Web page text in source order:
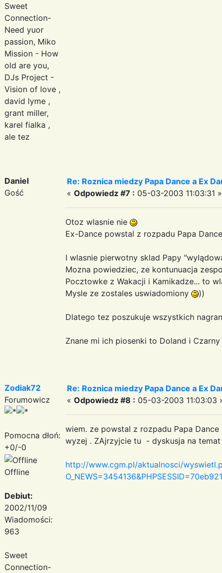
Sweet
Connection-
Need yuor
passion, Miko
Mission - How
old are you,
DJs Project -
Vision of love ,
david lyme ,
grant miller,
karel fialka ,
ale tez
Daniel
Gość
Re: Roznica miedzy Papa Dance a Ex
« Odpowiedz #7 : 05-03-2003 11:03:31 »
Otoz wlasnie nie
Ex-Dance powstal z rozpadu Papa
I wlasnie pierwotny sklad Papy
Mozna powiedziec, ze kontunuacja
Pocztowke z Wakacji i Kamikadze... to
Mysle ze zostales uswiadomiony
))
Dlatego tez poszukuje wszystkich
Znane mi ich piosenki to Doland i
Zodiak72
Forumowicz
Pomocna dłoń:
+0/-0
Offline
Debiut:
2002/11/09
Wiadomości:
963
Sweet
Connection-
Re: Roznica miedzy Papa Dance a Ex
« Odpowiedz #8 : 05-03-2003 11:03:03
wiem. ze powstal z rozpadu Papa
wyzej . ZAjrzyjcie tu - dyskusja na temat
http://www.cgm.pl/aktualnosci/